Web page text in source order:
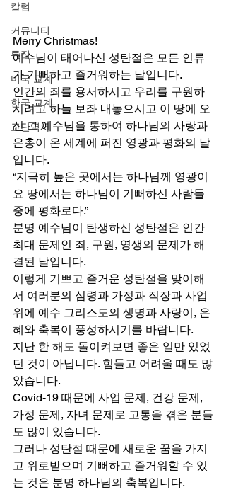
칼럼
커뮤니티
특집
미국 교계
한국 교계
교단역사
Merry Christmas!
예수님이 태어나신 성탄절은 모든 인류
가 기뻐하고 즐거워하는 날입니다.
인간의 죄를 용서하시고 우리를 구원하
시려고 하늘 보좌 내놓으시고 이 땅에 오
신 그 예수님을 통하여 하나님의 사랑과
은총이 온 세계에 퍼진 영광과 평화의 날
입니다.
“지극히 높은 곳에서는 하나님께 영광이
요 땅에서는 하나님이 기뻐하신 사람들
중에 평화로다.”
분명 예수님이 탄생하신 성탄절은 인간
최대 문제인 죄, 구원, 영생의 문제가 해
결된 날입니다.
이렇게 기쁘고 즐거운 성탄절을 맞이해
서 여러분의 심령과 가정과 직장과 사업
위에 예수 그리스도의 생명과 사랑이, 은
혜와 축복이 풍성하시기를 바랍니다.
지난 한 해도 돌이켜보면 좋은 일만 있었
던 것이 아닙니다. 힘들고 어려울 때도 많
았습니다.
Covid-19 때문에 사업 문제, 건강 문제,
가정 문제, 자녀 문제로 고통을 겪은 분들
도 많이 있습니다.
그러나 성탄절 때문에 새로운 꿈을 가지
고 위로받으며 기뻐하고 즐거워할 수 있
는 것은 분명 하나님의 축복입니다.